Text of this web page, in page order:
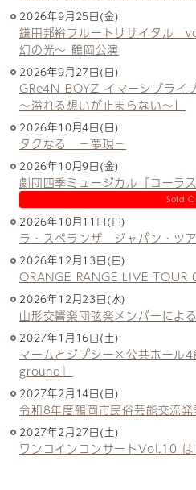
2026年9月25日(金)
鎌田邦裕フルートリサイタル
幻の光～ 鶴岡公演
2026年9月27日(日)
GRe4N BOYZ イマーシブライ
〜溢れる想いが止まらない〜」
2026年10月4日(日)
タクなる －夢現－
2026年10月9日(金)
劇団四季ミュージカル『コーラス
Sold
2026年10月11日(日)
ラ・スペランザ ジャパン・ツ
2026年12月13日(日)
ORANGE RANGE LIVE
2026年12月23日(水)
山形交響楽団弦楽メンバーによ
2027年1月16日(土)
マームとジプシー×公共ホール
ground』
2027年2月14日(日)
令和8年度鶴岡市民俗芸能交流発
2027年2月27日(土)
ワンコインコンサートVol.10